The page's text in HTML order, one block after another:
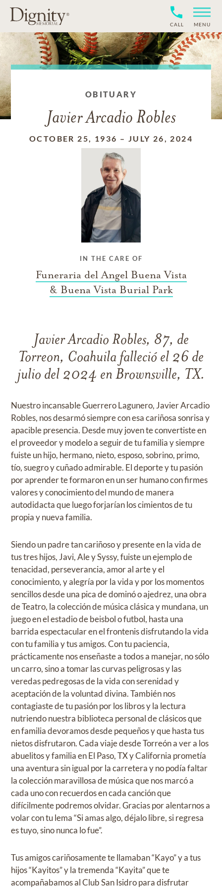
CALL MENU
OBITUARY
Javier Arcadio Robles
OCTOBER 25, 1936 – JULY 26, 2024
IN THE CARE OF
Funeraria del Angel Buena Vista
& Buena Vista Burial Park
Javier Arcadio Robles, 87, de
Torreon, Coahuila falleció el 26 de
julio del 2024 en Brownsville, TX.
Nuestro incansable Guerrero Lagunero, Javier Arcadio
Robles, nos desarmó siempre con esa cariñosa sonrisa y
apacible presencia. Desde muy joven te convertiste en
el proveedor y modelo a seguir de tu familia y siempre
fuiste un hijo, hermano, nieto, esposo, sobrino, primo,
tío, suegro y cuñado admirable. El deporte y tu pasión
por aprender te formaron en un ser humano con firmes
valores y conocimiento del mundo de manera
autodidacta que luego forjarían los cimientos de tu
propia y nueva familia.
Siendo un padre tan cariñoso y presente en la vida de
tus tres hijos, Javi, Ale y Syssy, fuiste un ejemplo de
tenacidad, perseverancia, amor al arte y el
conocimiento, y alegría por la vida y por los momentos
sencillos desde una pica de dominó o ajedrez, una obra
de Teatro, la colección de música clásica y mundana, un
juego en el estadio de beisbol o futbol, hasta una
barrida espectacular en el frontenis disfrutando la vida
con tu familia y tus amigos. Con tu paciencia,
prácticamente nos enseñaste a todos a manejar, no sólo
un carro, sino a tomar las curvas peligrosas y las
veredas pedregosas de la vida con serenidad y
aceptación de la voluntad divina. También nos
contagiaste de tu pasión por los libros y la lectura
nutriendo nuestra biblioteca personal de clásicos que
en familia devoramos desde pequeños y que hasta tus
nietos disfrutaron. Cada viaje desde Torreón a ver a los
abuelitos y familia en El Paso, TX y California prometía
una aventura sin igual por la carretera y no podía faltar
la colección maravillosa de música que nos marcó a
cada uno con recuerdos en cada canción que
difícilmente podremos olvidar. Gracias por alentarnos a
volar con tu lema “Si amas algo, déjalo libre, si regresa
es tuyo, sino nunca lo fue”.
Tus amigos cariñosamente te llamaban “Kayo” y a tus
hijos “Kayitos” y la tremenda “Kayita” que te
acompañabamos al Club San Isidro para disfrutar